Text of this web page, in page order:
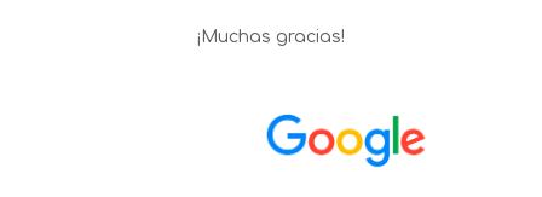
¡Muchas gracias!